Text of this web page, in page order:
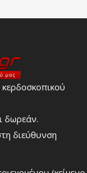
δωρεάν.
διεύθυνση